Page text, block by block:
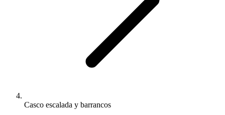
Casco escalada y barrancos